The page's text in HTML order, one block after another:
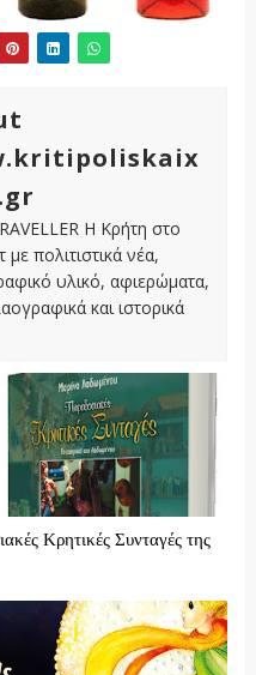
Η Κρήτη στο
με πολιτιστικά νέα,
υλικό, αφιερώματα,
και ιστορικά
Κρητικές Συνταγές της